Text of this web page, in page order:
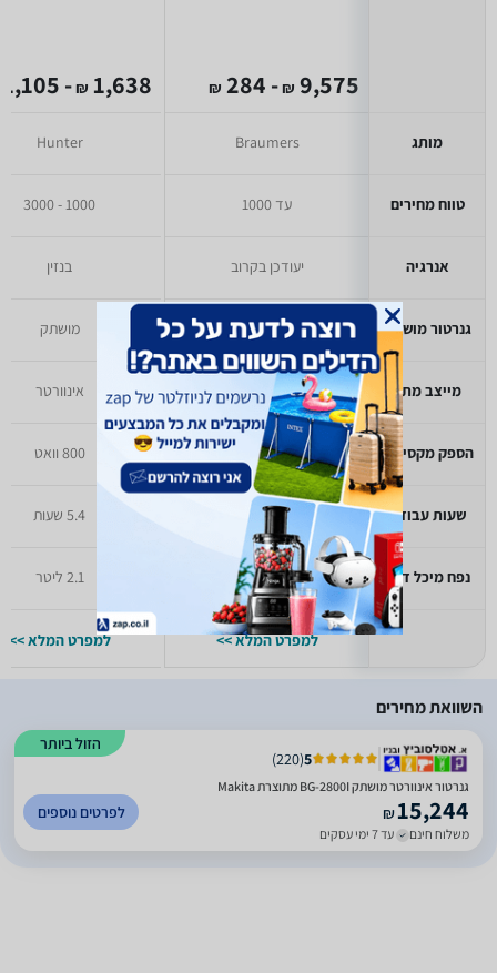
מותג
טווח מחירים
אנרגיה
גנרטור מושתק
מייצב מתח
הספק מקסימלי
שעות עבודה
נפח מיכל דלק
9,575
₪
- 284
₪
Braumers
עד 1000
יעודכן בקרוב
מושתק
אינוורטר
יעודכן בקרוב
יעודכן בקרוב
יעודכן בקרוב
למפרט המלא >>
1,638
₪
- 1,105
Hunter
1000 - 3000
בנזין
מושתק
אינוורטר
800 וואט
5.4 שעות
2.1 ליטר
למפרט המלא >>
השוואת מחירים
הזול ביותר
5
(
220
)
גנרטור אינוורטר מושתק BG-2800I מתוצרת Makita
₪15,244
משלוח חינם עד 7 ימי עסקים
לפרטים נוספים